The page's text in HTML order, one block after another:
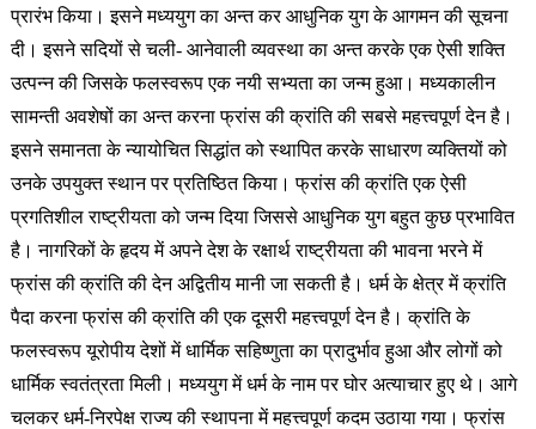
प्रारंभ किया। इसने मध्ययुग का अन्त कर आधुनिक युग के आगमन की सूचना
दी। इसने सदियों से चली- आनेवाली व्यवस्था का अन्त करके एक ऐसी शक्ति
उत्पन्न की जिसके फलस्वरूप एक नयी सभ्यता का जन्म हुआ। मध्यकालीन
सामन्ती अवशेषों का अन्त करना फ्रांस की क्रांति की सबसे महत्त्वपूर्ण देन है।
इसने समानता के न्यायोचित सिद्धांत को स्थापित करके साधारण व्यक्तियों को
उनके उपयुक्त स्थान पर प्रतिष्ठित किया। फ्रांस की क्रांति एक ऐसी
प्रगतिशील राष्ट्रीयता को जन्म दिया जिससे आधुनिक युग बहुत कुछ प्रभावित
है। नागरिकों के हृदय में अपने देश के रक्षार्थ राष्ट्रीयता की भावना भरने में
फ्रांस की क्रांति की देन अद्वितीय मानी जा सकती है। धर्म के क्षेत्र में क्रांति
पैदा करना फ्रांस की क्रांति की एक दूसरी महत्त्वपूर्ण देन है। क्रांति के
फलस्वरूप यूरोपीय देशों में धार्मिक सहिष्णुता का प्रादुर्भाव हुआ और लोगों को
धार्मिक स्वतंत्रता मिली। मध्ययुग में धर्म के नाम पर घोर अत्याचार हुए थे। आगे
चलकर धर्म-निरपेक्ष राज्य की स्थापना में महत्त्वपूर्ण कदम उठाया गया। फ्रांस